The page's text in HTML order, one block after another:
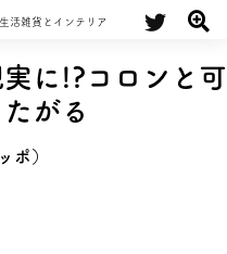
活雑貨とインテリア
に!?コロンと可
がる
ポ）